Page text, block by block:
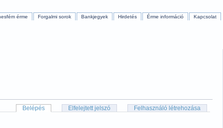
érme Forgalmi sorok Bankjegyek Hirdetés Érme információ Kapcsolat
Belépés Elfelejtett jelszó Felhasználó létrehozása